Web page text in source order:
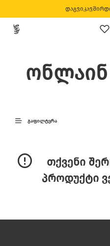
ონლაინ
ᲒᲐᲤᲘᲚᲢᲕᲠᲐ
თქვენი
პროდუქტი